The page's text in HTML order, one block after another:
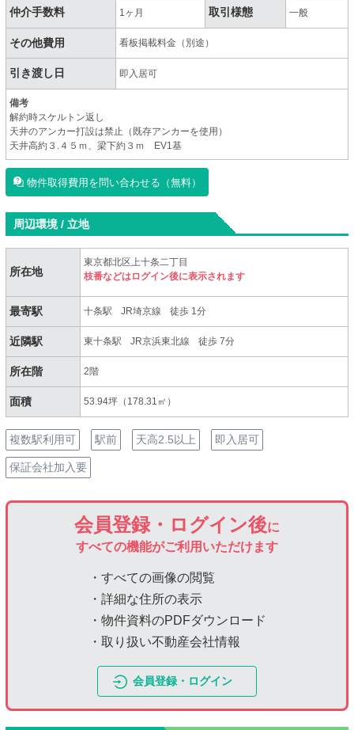
仲介手数料 1ヶ月 取引様態 一般
その他費用 看板掲載料金（別途）
引き渡し日 即入居可
備考
解約時スケルトン返し
天井のアンカー打設は禁止（既存アンカーを使用）
天井高約３.４５ｍ、梁下約３ｍ EV1基
物件取得費用を問い合わせる（無料）
周辺環境 / 立地
所在地
東京都北区上十条二丁目
枝番などはログイン後に表示されます
最寄駅 十条駅 JR埼京線 徒歩 1分
近隣駅 東十条駅 JR京浜東北線 徒歩 7分
所在階 2階
面積 53.94坪（178.31㎡）
複数駅利用可 駅前 天高2.5以上 即入居可
保証会社加入要
会員登録・ログイン後に
すべての機能がご利用いただけます
・すべての画像の閲覧
・詳細な住所の表示
・物件資料のPDFダウンロード
・取り扱い不動産会社情報
会員登録・ログイン